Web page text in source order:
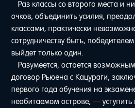
Раз классы со второго места и
очков, объединить усилия,
классами, практически
сотрудничеству быть,
выйдет только один.
Разумеется, остается
договор Рьюена с Кацураги,
первого года обучения на
необитаемом острове, — уступить